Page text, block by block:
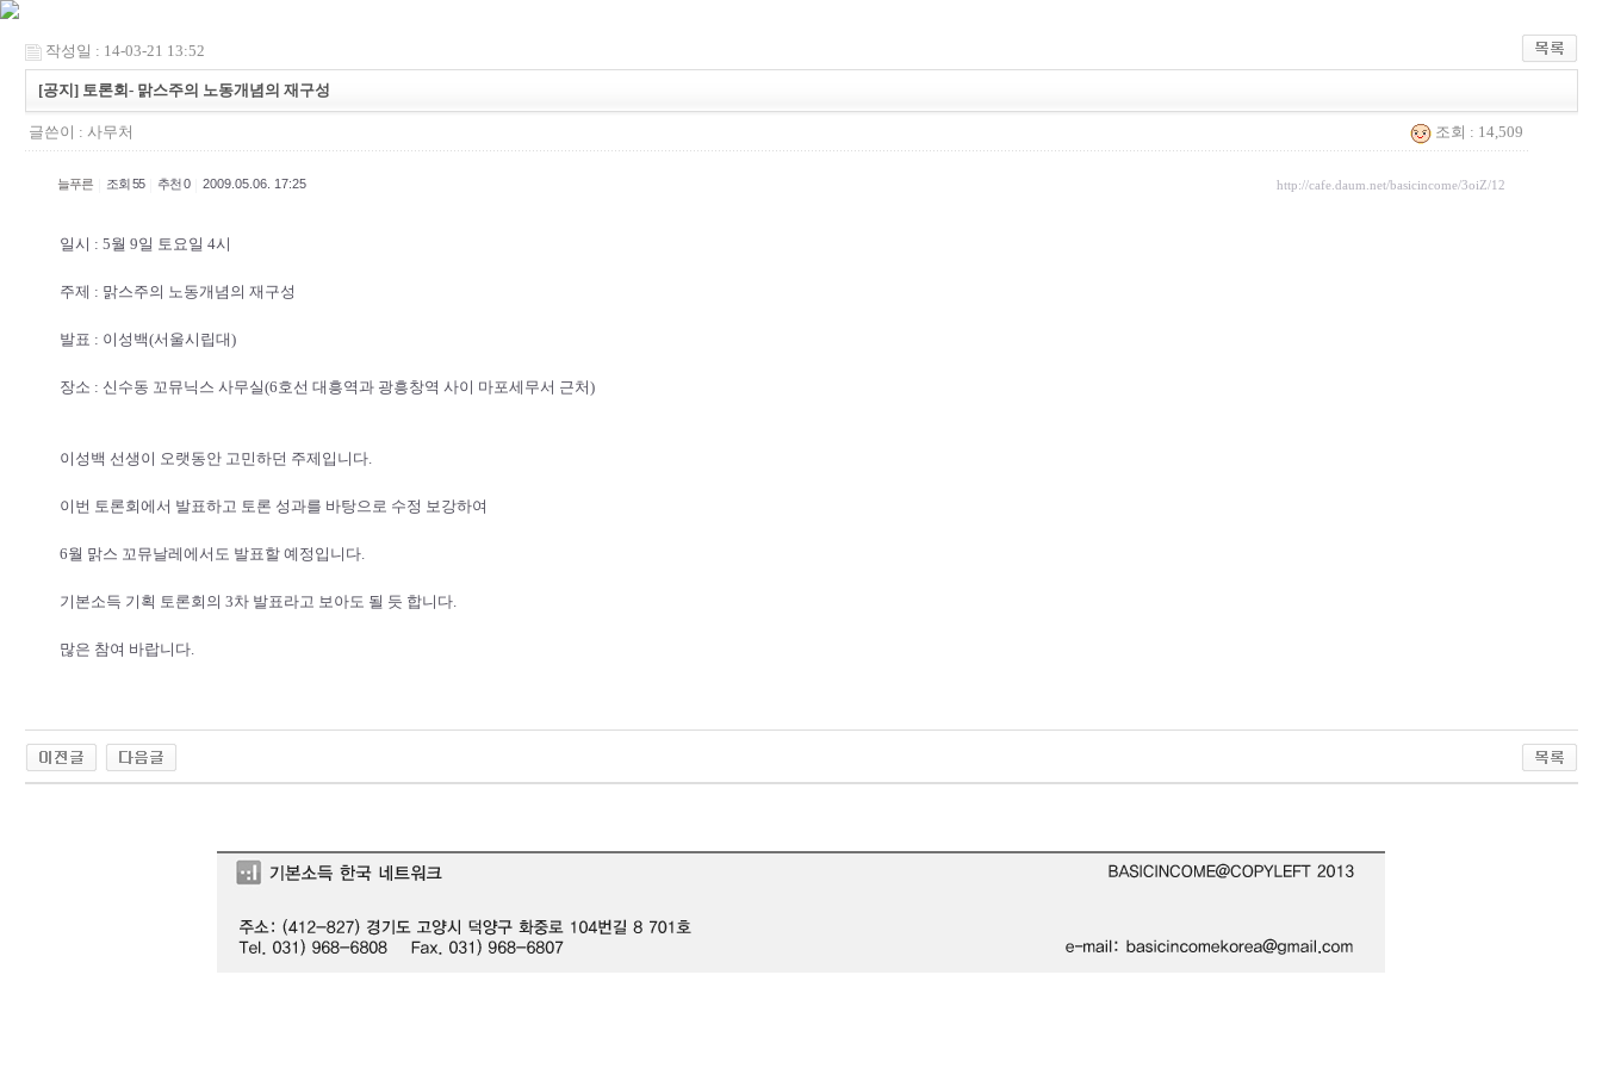
작성일 : 14-03-21 13:52
[공지] 토론회- 맑스주의 노동개념의 재구성
글쓴이 : 사무처 조회 : 14,509
늘푸른 조회 55 추천 0 2009.05.06. 17:25 http://cafe.daum.net/basicincome/3oiZ/12
일시 : 5월 9일 토요일 4시
주제 : 맑스주의 노동개념의 재구성
발표 : 이성백(서울시립대)
장소 : 신수동 꼬뮤닉스 사무실(6호선 대흥역과 광흥창역 사이 마포세무서 근처)
이성백 선생이 오랫동안 고민하던 주제입니다.
이번 토론회에서 발표하고 토론 성과를 바탕으로 수정 보강하여
6월 맑스 꼬뮤날레에서도 발표할 예정입니다.
기본소득 기획 토론회의 3차 발표라고 보아도 될 듯 합니다.
많은 참여 바랍니다.